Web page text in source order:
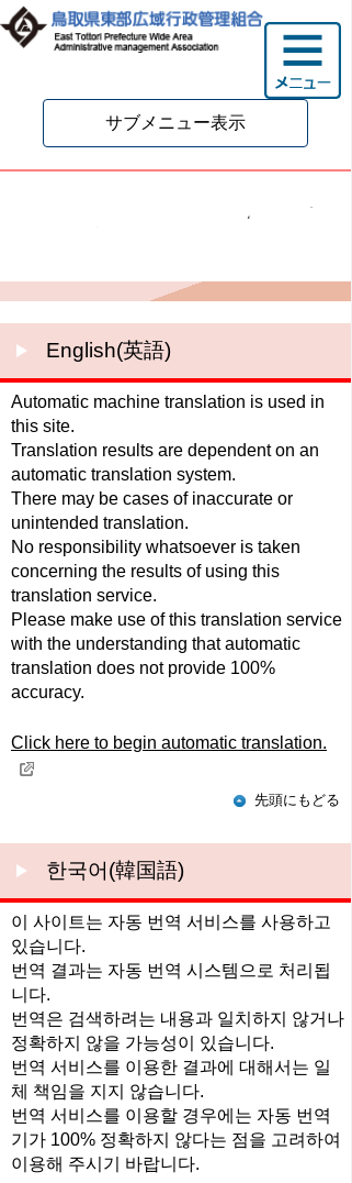
サブメニュー表示
自動翻訳サービス利用時
English(英語)
Automatic machine translation is used in
this site.
Translation results are dependent on an
automatic translation system.
There may be cases of inaccurate or
unintended translation.
No responsibility whatsoever is taken
concerning the results of using this
translation service.
Please make use of this translation service
with the understanding that automatic
translation does not provide 100%
accuracy.
Click here to begin automatic translation.
先頭にもどる
한국어(韓国語)
이 사이트는 자동 번역 서비스를 사용하고
있습니다.
번역 결과는 자동 번역 시스템으로 처리됩
니다.
번역은 검색하려는 내용과 일치하지 않거나
정확하지 않을 가능성이 있습니다.
번역 서비스를 이용한 결과에 대해서는 일
체 책임을 지지 않습니다.
번역 서비스를 이용할 경우에는 자동 번역
기가 100% 정확하지 않다는 점을 고려하여
이용해 주시기 바랍니다.